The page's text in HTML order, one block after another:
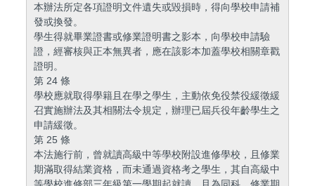
本辦法所定各項證明文件遺失或毀損時，得向學校申請補
發或換發。
學生得就畢業證書或修業證明書之影本，向學校申請驗
證，經審核與正本無異者，應在該影本加蓋學校相關章戳
證明。
第 24 條
學校應就取得學籍且在學之學生，主動依免役禁役緩徵緩
召實施辦法及其相關法令規定，辦理已屆兵役年齡學生之
申請緩徵。
第 25 條
本法施行前，曾就讀高級中等學校附設進修學校，且修業
期滿取得結業資格，而未通過資格考之學生，其自高級中
等學校進修部三年級第一學期起就讀，且為同科，修業期